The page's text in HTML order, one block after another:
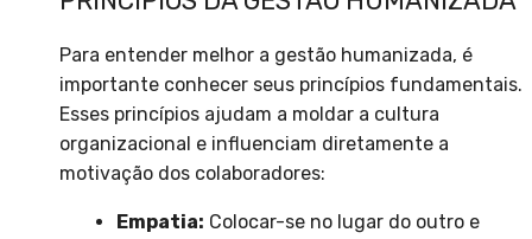
Para entender melhor a gestão humanizada, é
importante conhecer seus princípios fundamentais.
Esses princípios ajudam a moldar a cultura
organizacional e influenciam diretamente a
motivação dos colaboradores:
Empatia: Colocar-se no lugar do outro e